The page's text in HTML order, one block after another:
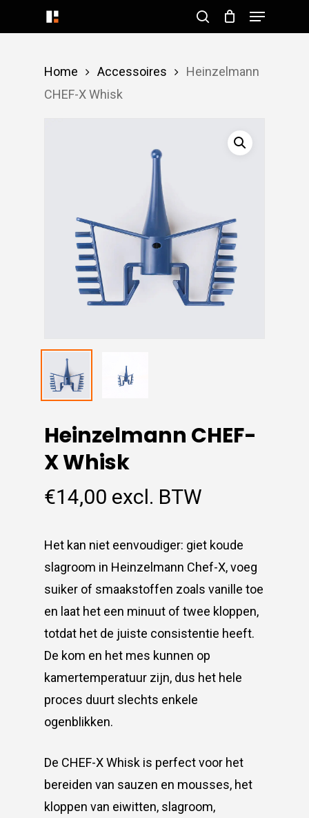
to
search
Menu
Home Accessoires
Heinzelmann
CHEF-X Whisk
Heinzelmann CHEF-
X Whisk
€14,00 excl. BTW
Het kan niet eenvoudiger: giet koude
slagroom in Heinzelmann Chef-X, voeg
suiker of smaakstoffen zoals vanille toe
en laat het een minuut of twee kloppen,
totdat het de juiste consistentie heeft.
De kom en het mes kunnen op
kamertemperatuur zijn, dus het hele
proces duurt slechts enkele
ogenblikken.
De CHEF-X Whisk is perfect voor het
bereiden van sauzen en mousses, het
kloppen van eiwitten, slagroom,